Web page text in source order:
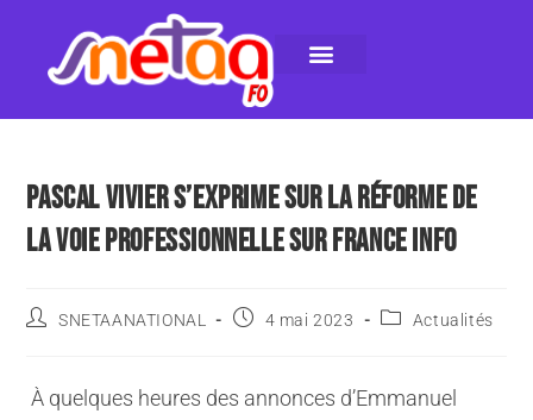
PASCAL VIVIER S’EXPRIME SUR LA RÉFORME DE
LA VOIE PROFESSIONNELLE SUR FRANCE INFO
SNETAANATIONAL 4 mai 2023 Actualités
À quelques heures des annonces d’Emmanuel